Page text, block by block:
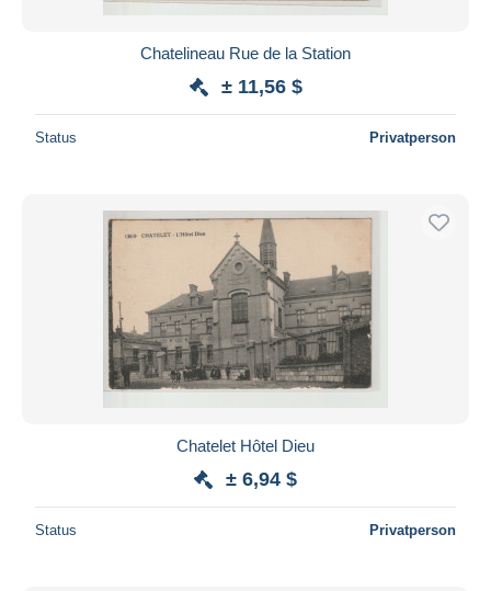
Chatelineau Rue de la Station
± 11,56 $
Status Privatperson
Chatelet Hôtel Dieu
± 6,94 $
Status Privatperson